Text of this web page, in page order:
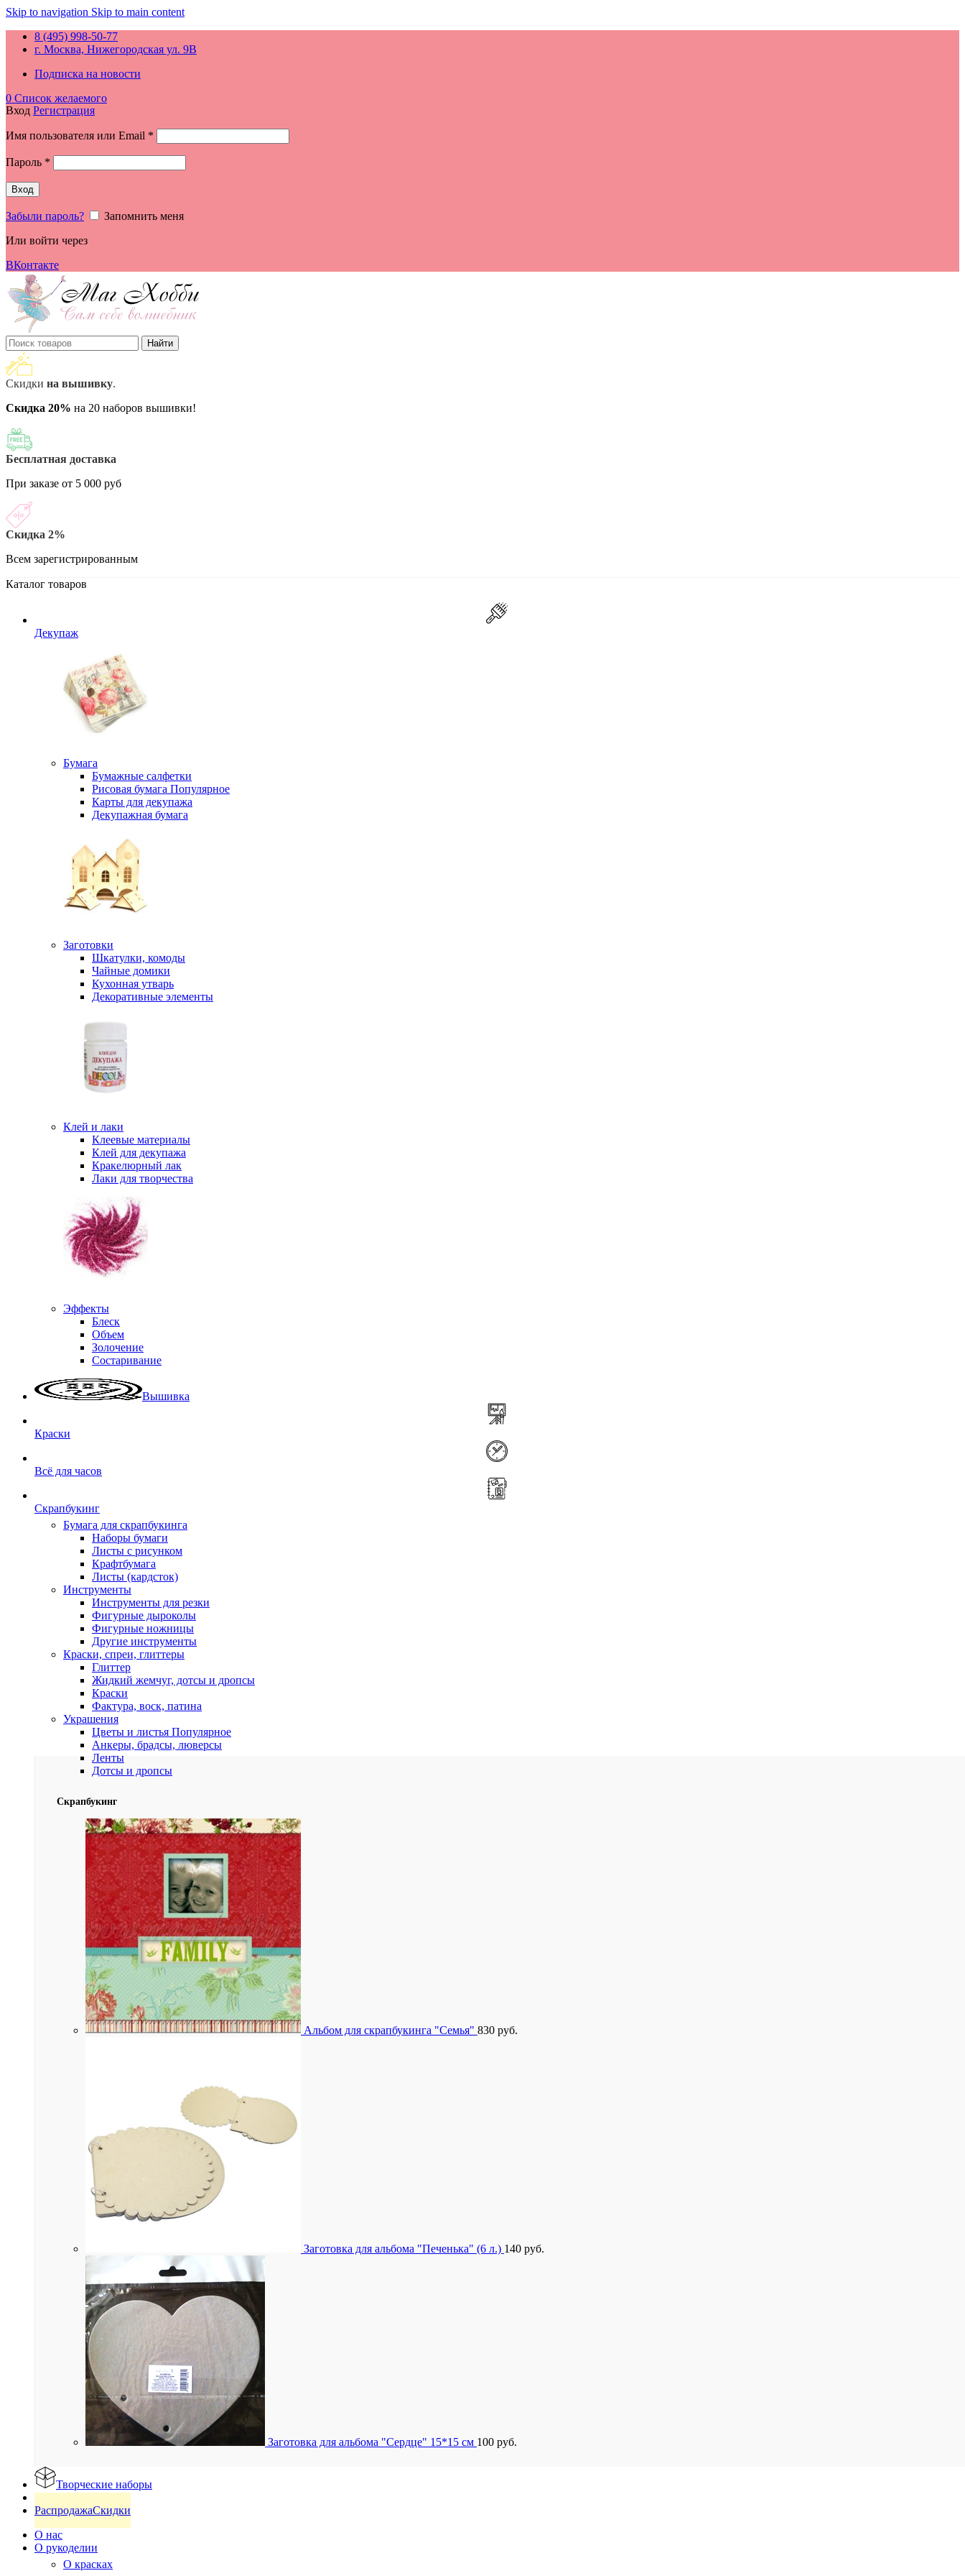
Skip to navigation Skip to main content
8 (495) 998-50-77
г. Москва, Нижегородская ул. 9В
Подписка на новости
0 Список желаемого
Вход Регистрация
Имя пользователя или Email *
Пароль *
Вход
Забыли пароль?
Запомнить меня
Или войти через
ВКонтакте
Найти
Скидки на вышивку.
Скидка 20% на 20 наборов вышивки!
Бесплатная доставка
При заказе от 5 000 руб
Скидка 2%
Всем зарегистрированным
Каталог товаров
Декупаж
Бумага
Бумажные салфетки
Рисовая бумага Популярное
Карты для декупажа
Декупажная бумага
Заготовки
Шкатулки, комоды
Чайные домики
Кухонная утварь
Декоративные элементы
Клей и лаки
Клеевые материалы
Клей для декупажа
Кракелюрный лак
Лаки для творчества
Эффекты
Блеск
Объем
Золочение
Состаривание
Вышивка
Краски
Всё для часов
Скрапбукинг
Бумага для скрапбукинга
Наборы бумаги
Листы с рисунком
Крафтбумага
Листы (кардсток)
Инструменты
Инструменты для резки
Фигурные дыроколы
Фигурные ножницы
Другие инструменты
Краски, спреи, глиттеры
Глиттер
Жидкий жемчуг, дотсы и дропсы
Краски
Фактура, воск, патина
Украшения
Цветы и листья Популярное
Анкеры, брадсы, люверсы
Ленты
Дотсы и дропсы
Скрапбукинг
Альбом для скрапбукинга "Семья" 830 руб.
Заготовка для альбома "Печенька" (6 л.) 140 руб.
Заготовка для альбома "Сердце" 15*15 см 100 руб.
Творческие наборы
РаспродажаСкидки
О нас
О рукоделии
О красках